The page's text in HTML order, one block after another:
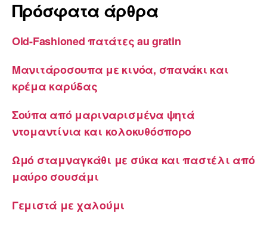
Πρόσφατα άρθρα
Old-Fashioned πατάτες au gratin
Μανιτάροσουπα με κινόα, σπανάκι και
κρέμα καρύδας
Σούπα από μαριναρισμένα ψητά
ντομαντίνια και κολοκυθόσπορο
Ωμό σταμναγκάθι με σύκα και παστέλι από
μαύρο σουσάμι
Γεμιστά με χαλούμι